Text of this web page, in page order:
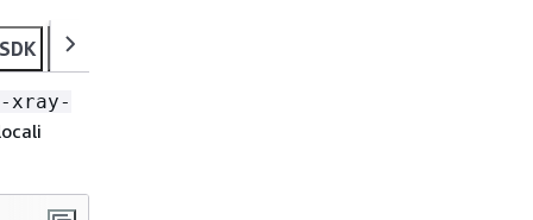
SDK
xray-